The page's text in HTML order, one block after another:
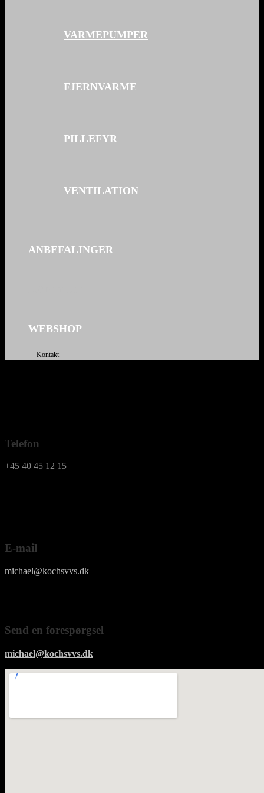
VARMEPUMPER
FJERNVARME
PILLEFYR
VENTILATION
ANBEFALINGER
WEBSHOP
Kontakt
Telefon
+45 40 45 12 15
E-mail
michael@kochsvvs.dk
Send en forespørgsel
michael@kochsvvs.dk